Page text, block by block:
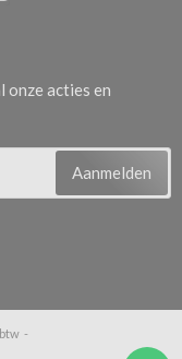
onze acties en
Aanmelden
-